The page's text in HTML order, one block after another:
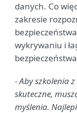
danych. Co
zakresie
wykrywaniu i
- Aby szkolenia
skuteczne,
myślenia.